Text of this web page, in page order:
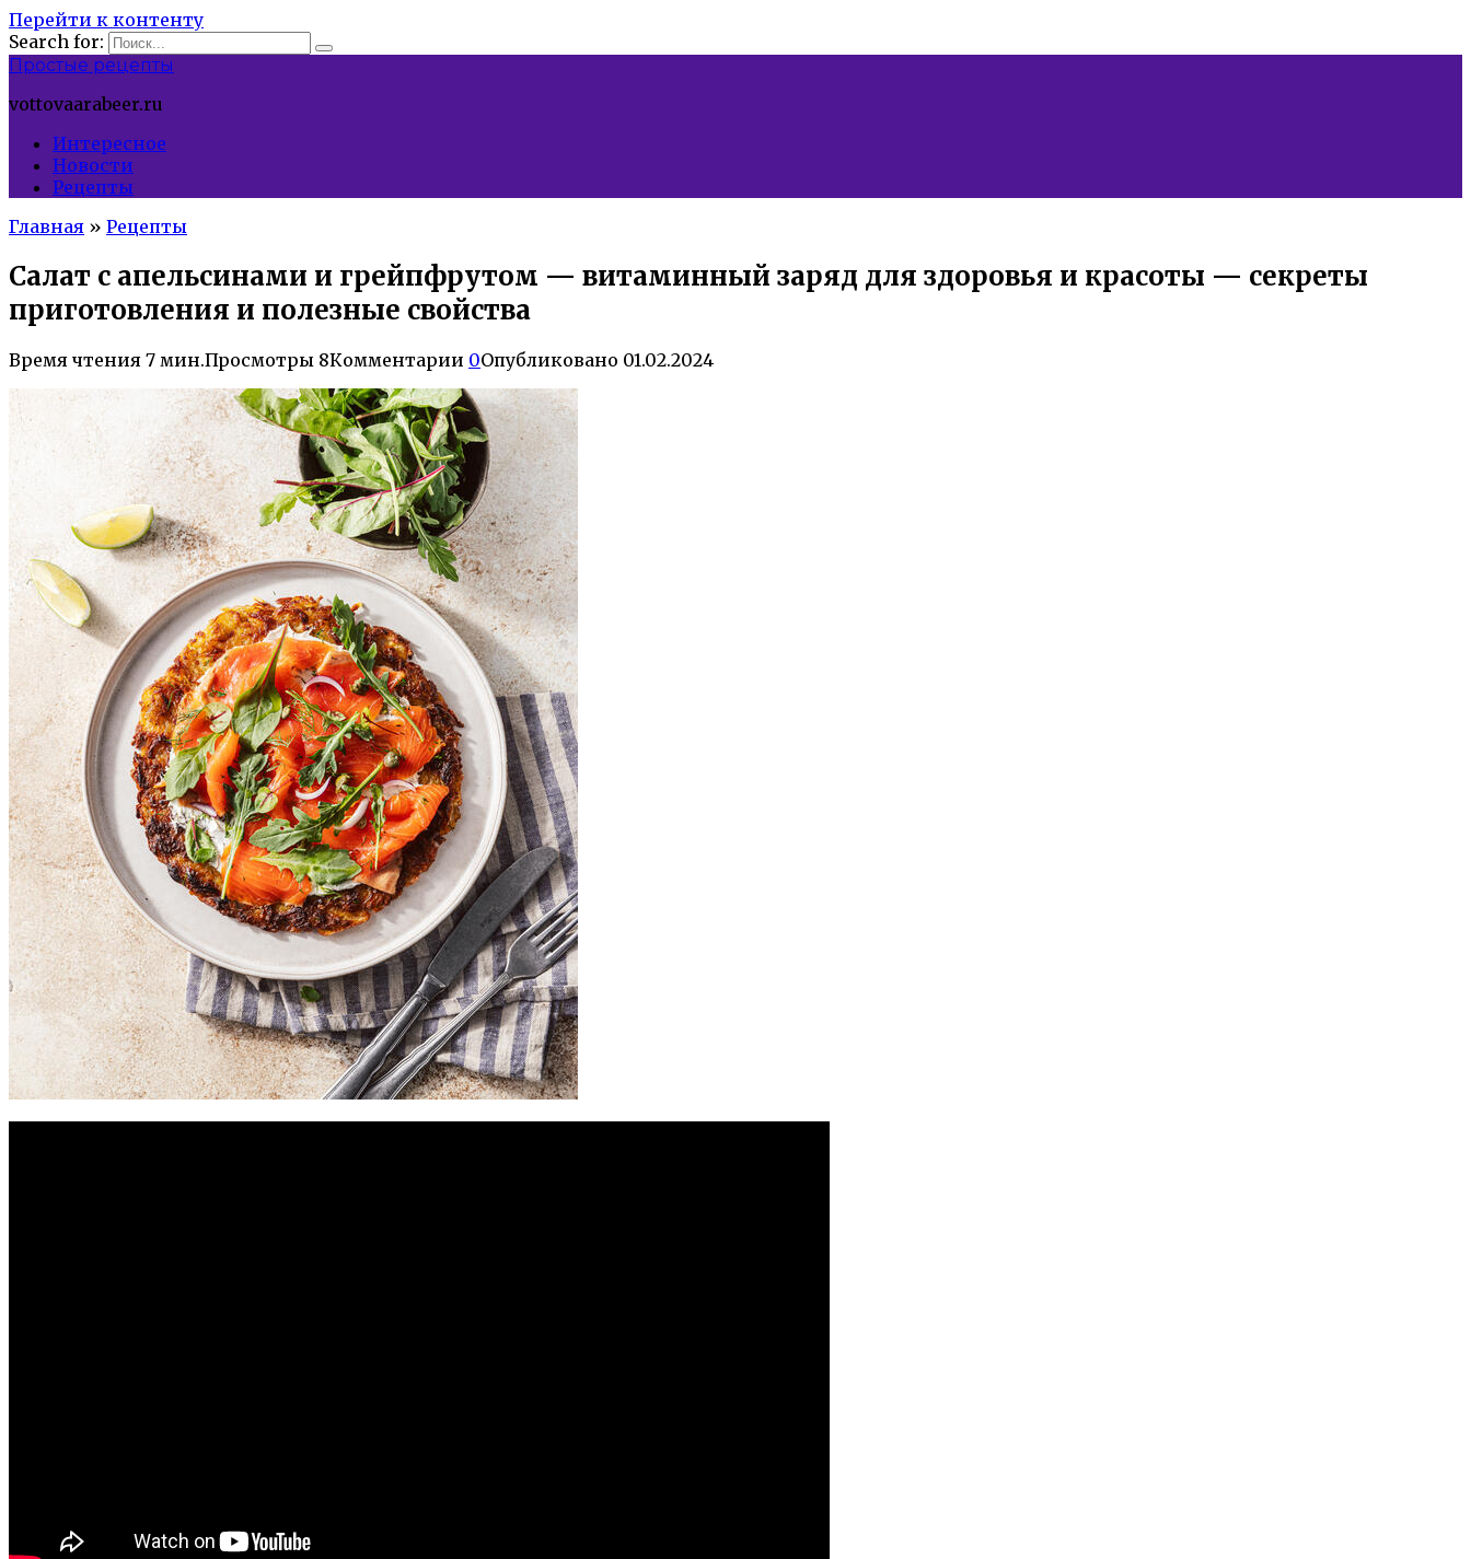
Перейти к контенту
Search for:
Простые рецепты
vottovaarabeer.ru
Интересное
Новости
Рецепты
Главная » Рецепты
Салат с апельсинами и грейпфрутом — витаминный заряд для здоровья и красоты — секреты
приготовления и полезные свойства
Время чтения 7 мин.Просмотры 8Комментарии 0Опубликовано 01.02.2024